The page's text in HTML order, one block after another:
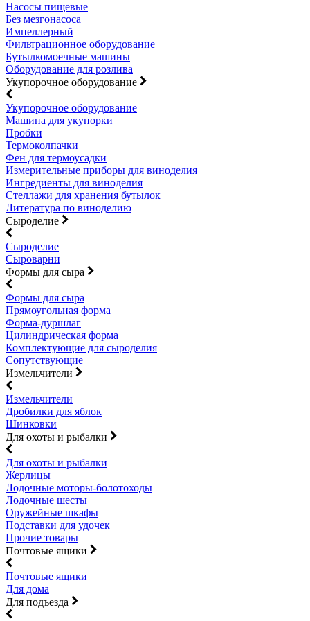
Насосы пищевые
Без мезгонасоса
Импеллерный
Фильтрационное оборудование
Бутылкомоечные машины
Оборудование для розлива
Укупорочное оборудование
Укупорочное оборудование
Машина для укупорки
Пробки
Термоколпачки
Фен для термоусадки
Измерительные приборы для виноделия
Ингредиенты для виноделия
Стеллажи для хранения бутылок
Литература по виноделию
Сыроделие
Сыроделие
Сыроварни
Формы для сыра
Формы для сыра
Прямоугольная форма
Форма-дуршлаг
Цилиндрическая форма
Комплектующие для сыроделия
Сопутствующие
Измельчители
Измельчители
Дробилки для яблок
Шинковки
Для охоты и рыбалки
Для охоты и рыбалки
Жерлицы
Лодочные моторы-болотоходы
Лодочные шесты
Оружейные шкафы
Подставки для удочек
Прочие товары
Почтовые ящики
Почтовые ящики
Для дома
Для подъезда